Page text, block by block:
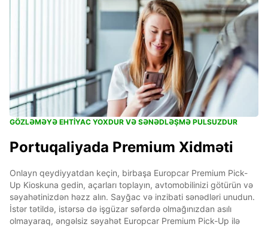
GÖZLƏMƏYƏ EHTİYAC YOXDUR VƏ SƏNƏDLƏŞMƏ PULSUZDUR
Portuqaliyada Premium Xidməti
Onlayn qeydiyyatdan keçin, birbaşa Europcar Premium Pick-
Up Kioskuna gedin, açarları toplayın, avtomobilinizi götürün və
səyahətinizdən həzz alın. Sayğac və inzibati sənədləri unudun.
İstər tətildə, istərsə də işgüzar səfərdə olmağınızdan asılı
olmayaraq, əngəlsiz səyahət Europcar Premium Pick-Up ilə